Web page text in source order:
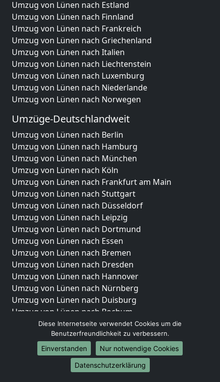
Umzug von Lünen nach Estland
Umzug von Lünen nach Finnland
Umzug von Lünen nach Frankreich
Umzug von Lünen nach Griechenland
Umzug von Lünen nach Italien
Umzug von Lünen nach Liechtenstein
Umzug von Lünen nach Luxemburg
Umzug von Lünen nach Niederlande
Umzug von Lünen nach Norwegen
Umzüge-Deutschlandweit
Umzug von Lünen nach Berlin
Umzug von Lünen nach Hamburg
Umzug von Lünen nach München
Umzug von Lünen nach Köln
Umzug von Lünen nach Frankfurt am Main
Umzug von Lünen nach Stuttgart
Umzug von Lünen nach Düsseldorf
Umzug von Lünen nach Leipzig
Umzug von Lünen nach Dortmund
Umzug von Lünen nach Essen
Umzug von Lünen nach Bremen
Umzug von Lünen nach Dresden
Umzug von Lünen nach Hannover
Umzug von Lünen nach Nürnberg
Umzug von Lünen nach Duisburg
Umzug von Lünen nach Bochum
Umzug von Lünen nach Wuppertal
Umzug von Lünen nach Bielefeld
Umzug von Lünen nach Bonn
Umzug von Lünen nach Münster
Diese Internetseite verwendet Cookies um die
Benutzerfreundlichkeit zu verbessern.
Einverstanden
Nur notwendige Cookies
Datenschutzerklärung